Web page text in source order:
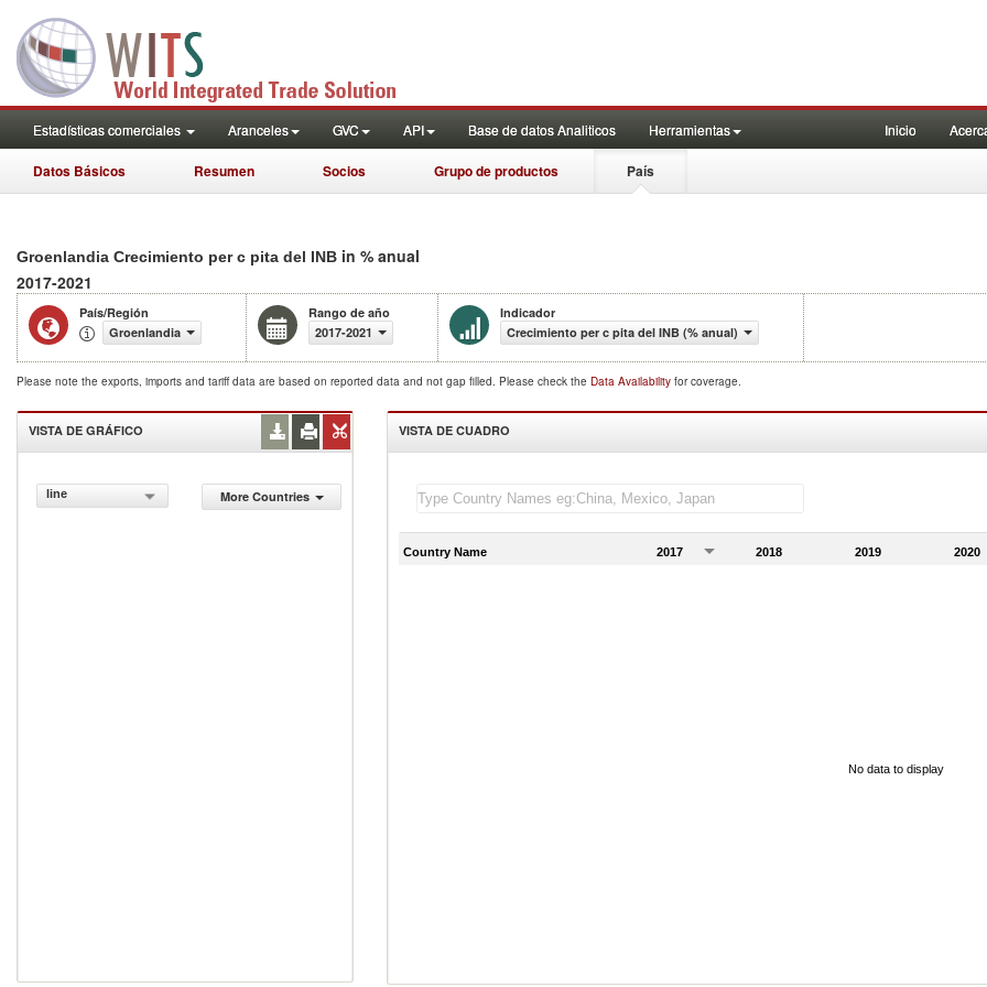
Estadísticas comerciales Aranceles GVC API Base de datos Analiticos Herramientas Inicio
Datos Básicos Resumen Socios Grupo de productos País
Groenlandia Crecimiento per c pita del INB in % anual
2017-2021
País/Región
Groenlandia
Rango de año
2017-2021
Indicador
Crecimiento per c pita del INB (% anual)
Please note the exports, imports and tariff data are based on reported data and not gap filled. Please check the Data Availability for coverage.
VISTA DE GRÁFICO
line More Countries
VISTA DE CUADRO
Country Name 2017 2018 2019 2020
No data to display